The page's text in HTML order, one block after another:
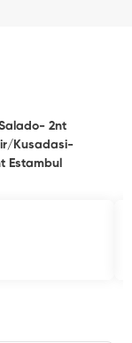
2nt
Kusadasi-
Estambul